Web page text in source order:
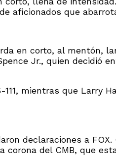
aficionados que
en corto, al mentón,
Jr., quien decidió
mientras que Larry
declaraciones a
del CMB, que